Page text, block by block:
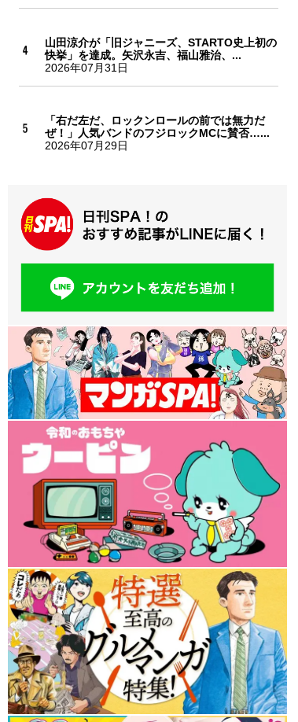
山田涼介が「旧ジャニーズ、STARTO史上初の
快挙」を達成。矢沢永吉、福山雅治、...
2026年07月31日
「右だ左だ、ロックンロールの前では無力だ
ぜ！」人気バンドのフジロックMCに賛否…...
2026年07月29日